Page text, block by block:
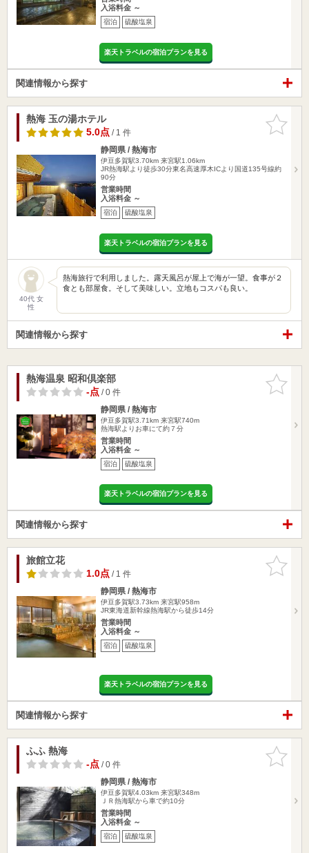
入浴料金 ～
宿泊 硫酸塩泉
楽天トラベルの宿泊プランを見る
関連情報から探す
お気に入
りに追加
熱海 玉の湯ホテル
5.0点/ 1 件
静岡県 / 熱海市
伊豆多賀駅3.70km 来宮駅1.06km
JR熱海駅より徒歩30分東名高速厚木ICより国道135号線約
90分
営業時間
入浴料金 ～
宿泊 硫酸塩泉
楽天トラベルの宿泊プランを見る
40代 女
性
熱海旅行で利用しました。露天風呂が屋上で海が一望。食事が２
食とも部屋食。そして美味しい。立地もコスパも良い。
関連情報から探す
お気に入
りに追加
熱海温泉 昭和倶楽部
-点/ 0 件
静岡県 / 熱海市
伊豆多賀駅3.71km 来宮駅740m
熱海駅よりお車にて約７分
営業時間
入浴料金 ～
宿泊 硫酸塩泉
楽天トラベルの宿泊プランを見る
関連情報から探す
お気に入
りに追加
旅館立花
1.0点/ 1 件
静岡県 / 熱海市
伊豆多賀駅3.73km 来宮駅958m
JR東海道新幹線熱海駅から徒歩14分
営業時間
入浴料金 ～
宿泊 硫酸塩泉
楽天トラベルの宿泊プランを見る
関連情報から探す
お気に入
りに追加
ふふ 熱海
-点/ 0 件
静岡県 / 熱海市
伊豆多賀駅4.03km 来宮駅348m
ＪＲ熱海駅から車で約10分
営業時間
入浴料金 ～
宿泊 硫酸塩泉